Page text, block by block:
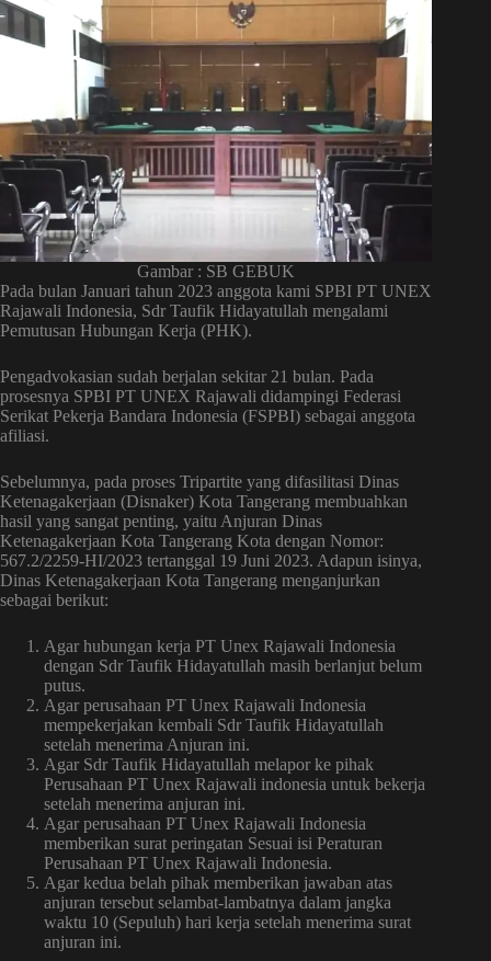
Gambar : SB GEBUK
Pada bulan Januari tahun 2023 anggota kami SPBI PT UNEX
Rajawali Indonesia, Sdr Taufik Hidayatullah mengalami
Pemutusan Hubungan Kerja (PHK).
Pengadvokasian sudah berjalan sekitar 21 bulan. Pada
prosesnya SPBI PT UNEX Rajawali didampingi Federasi
Serikat Pekerja Bandara Indonesia (FSPBI) sebagai anggota
afiliasi.
Sebelumnya, pada proses Tripartite yang difasilitasi Dinas
Ketenagakerjaan (Disnaker) Kota Tangerang membuahkan
hasil yang sangat penting, yaitu Anjuran Dinas
Ketenagakerjaan Kota Tangerang Kota dengan Nomor:
567.2/2259-HI/2023 tertanggal 19 Juni 2023. Adapun isinya,
Dinas Ketenagakerjaan Kota Tangerang menganjurkan
sebagai berikut:
Agar hubungan kerja PT Unex Rajawali Indonesia
dengan Sdr Taufik Hidayatullah masih berlanjut belum
putus.
Agar perusahaan PT Unex Rajawali Indonesia
mempekerjakan kembali Sdr Taufik Hidayatullah
setelah menerima Anjuran ini.
Agar Sdr Taufik Hidayatullah melapor ke pihak
Perusahaan PT Unex Rajawali indonesia untuk bekerja
setelah menerima anjuran ini.
Agar perusahaan PT Unex Rajawali Indonesia
memberikan surat peringatan Sesuai isi Peraturan
Perusahaan PT Unex Rajawali Indonesia.
Agar kedua belah pihak memberikan jawaban atas
anjuran tersebut selambat-lambatnya dalam jangka
waktu 10 (Sepuluh) hari kerja setelah menerima surat
anjuran ini.